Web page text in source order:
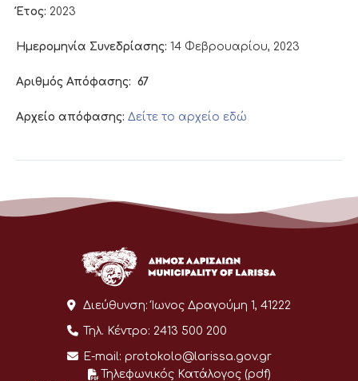
Έτος: 2023
Ημερομηνία Συνεδρίασης: 14 Φεβρουαρίου, 2023
Αριθμός Απόφασης: 67
Αρχείο απόφασης: Δείτε το αρχείο εδώ
Διεύθυνση: Ίωνος Δραγούμη 1, 41222
Τηλ. Κέντρο: 2413 500 200
E-mail: protokolo@larissa.gov.gr
Τηλεφωνικός Κατάλογος (pdf)